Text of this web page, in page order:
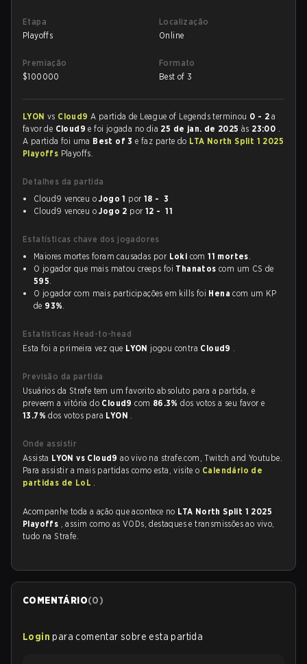
Etapa
Playoffs
Localização
Online
Premiação
$100000
Formato
Best of 3
LYON vs Cloud9A partida de League of Legends terminou 0 - 2 a
favor de Cloud9e foi jogada no dia 25 de jan. de 2025às 23:00 .
A partida foi uma Best of 3e faz parte do LTA North Split 1 2025
Playoffs Playoffs.
Detalhes da partida
Cloud9 venceu oJogo 1 por 18 - 3
Cloud9 venceu oJogo 2 por 12 - 11
Estatísticas chave dos jogadores
Maiores mortes foram causadas por Loki com11 mortes.
O jogador que mais matou creeps foi Thanatos com um CS de
595.
O jogador com mais participações em kills foi Hena com um KP
de 93%.
Estatísticas Head-to-head
Esta foi a primeira vez que LYON jogou contra Cloud9 .
Previsão da partida
Usuários da Strafe tem um favorito absoluto para a partida, e
preveem a vitória do Cloud9com 86.3%dos votos a seu favor e
13.7%dos votos para LYON .
Onde assistir
Assista LYON vs Cloud9ao vivo na strafe.com, Twitch and Youtube.
Para assistir a mais partidas como esta, visite o Calendário de
partidas de LoL .
Acompanhe toda a ação que acontece no LTA North Split 1 2025
Playoffs , assim como as VODs, destaques e transmissões ao vivo,
tudo na Strafe.
COMENTÁRIO(0)
Login para comentar sobre esta partida